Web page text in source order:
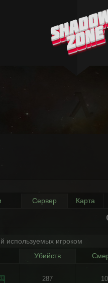
Сервер Карта
используемых игроком
Убийств
287